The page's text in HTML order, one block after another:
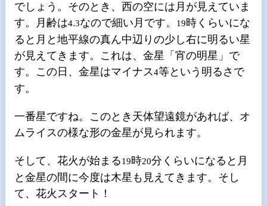
でしょう。そのとき、西の空には月が見えていま
す。月齢は4.3なので細い月です。 19時くらいにな
ると月と地平線の真ん中辺りの少し右に明るい星
が見えてきます。これは、金星「宵の明星」で
す。この日、金星はマイナス4等という明るさで
す。
一番星ですね。このとき天体望遠鏡があれば、オ
ムライスの様な形の金星が見られます。
そして、花火が始まる19時20分くらいになると月
と金星の間に今度は木星も見えてきます。そし
て、花火スタート！